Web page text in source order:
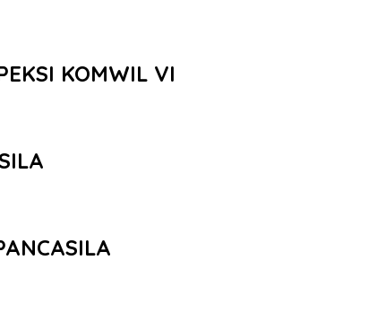
KOMWIL VI